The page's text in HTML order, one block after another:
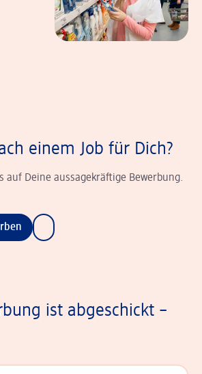
einem Job für Dich?
auf Deine aussagekräftige Bewerbung.
ist abgeschickt –